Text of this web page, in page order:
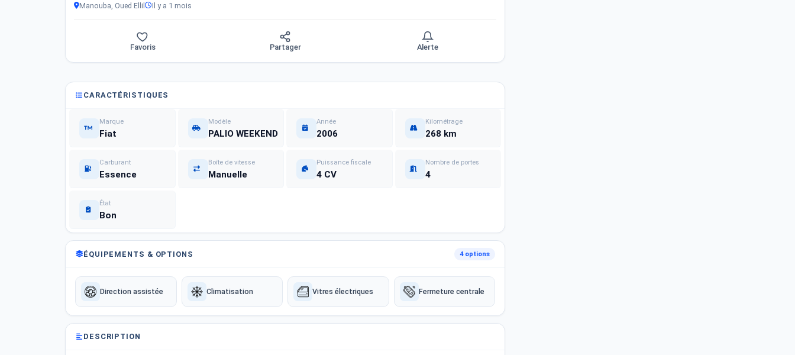
Manouba, Oued Ellil Il y a 1 mois
Favoris Partager Alerte
CARACTÉRISTIQUES
Marque
Fiat
Modèle
PALIO WEEKEND
Année
2006
Kilométrage
268 km
Carburant
Essence
Boîte de vitesse
Manuelle
Puissance fiscale
4 CV
Nombre de portes
4
État
Bon
ÉQUIPEMENTS & OPTIONS 4 options
Direction assistée Climatisation Vitres électriques Fermeture centrale
DESCRIPTION